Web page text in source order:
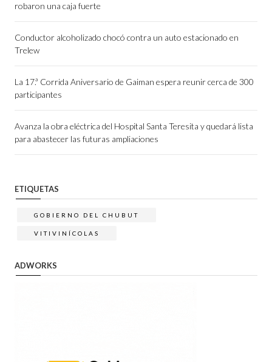
robaron una caja fuerte
Conductor alcoholizado chocó contra un auto estacionado en
Trelew
La 17.ª Corrida Aniversario de Gaiman espera reunir cerca de 300
participantes
Avanza la obra eléctrica del Hospital Santa Teresita y quedará lista
para abastecer las futuras ampliaciones
ETIQUETAS
GOBIERNO DEL CHUBUT
VITIVINÍCOLAS
ADWORKS